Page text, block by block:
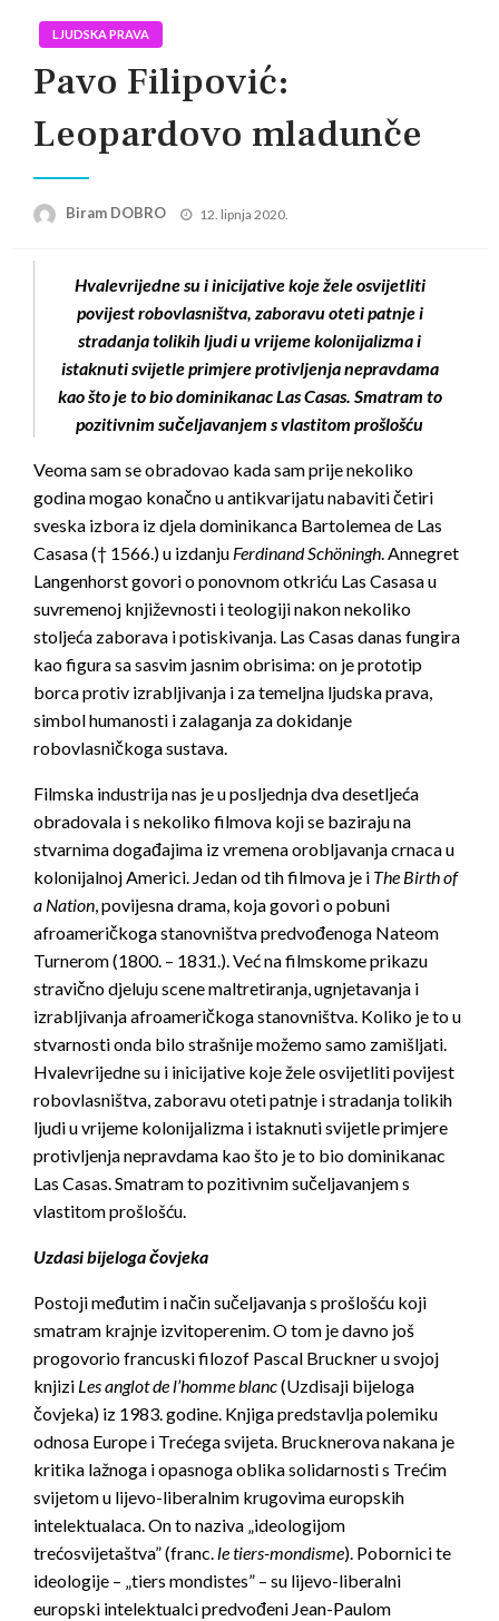
LJUDSKA PRAVA
Pavo Filipović:
Leopardovo mladunče
Biram DOBRO
Posted
12. lipnja 2020.
Hvalevrijedne su i inicijative koje žele osvijetliti
povijest robovlasništva, zaboravu oteti patnje i
stradanja tolikih ljudi u vrijeme kolonijalizma i
istaknuti svijetle primjere protivljenja nepravdama
kao što je to bio dominikanac Las Casas. Smatram to
pozitivnim sučeljavanjem s vlastitom prošlošću
Veoma sam se obradovao kada sam prije nekoliko
godina mogao konačno u antikvarijatu nabaviti četiri
sveska izbora iz djela dominikanca Bartolemea de Las
Casasa († 1566.) u izdanju Ferdinand Schöningh. Annegret
Langenhorst govori o ponovnom otkriću Las Casasa u
suvremenoj književnosti i teologiji nakon nekoliko
stoljeća zaborava i potiskivanja. Las Casas danas fungira
kao figura sa sasvim jasnim obrisima: on je prototip
borca protiv izrabljivanja i za temeljna ljudska prava,
simbol humanosti i zalaganja za dokidanje
robovlasničkoga sustava.
Filmska industrija nas je u posljednja dva desetljeća
obradovala i s nekoliko filmova koji se baziraju na
stvarnima događajima iz vremena orobljavanja crnaca u
kolonijalnoj Americi. Jedan od tih filmova je i The Birth of
a Nation, povijesna drama, koja govori o pobuni
afroameričkoga stanovništva predvođenoga Nateom
Turnerom (1800. – 1831.). Već na filmskome prikazu
stravično djeluju scene maltretiranja, ugnjetavanja i
izrabljivanja afroameričkoga stanovništva. Koliko je to u
stvarnosti onda bilo strašnije možemo samo zamišljati.
Hvalevrijedne su i inicijative koje žele osvijetliti povijest
robovlasništva, zaboravu oteti patnje i stradanja tolikih
ljudi u vrijeme kolonijalizma i istaknuti svijetle primjere
protivljenja nepravdama kao što je to bio dominikanac
Las Casas. Smatram to pozitivnim sučeljavanjem s
vlastitom prošlošću.
Uzdasi bijeloga čovjeka
Postoji međutim i način sučeljavanja s prošlošću koji
smatram krajnje izvitoperenim. O tom je davno još
progovorio francuski filozof Pascal Bruckner u svojoj
knjizi Les anglot de l’homme blanc(Uzdisaji bijeloga
čovjeka) iz 1983. godine. Knjiga predstavlja polemiku
odnosa Europe i Trećega svijeta. Brucknerova nakana je
kritika lažnoga i opasnoga oblika solidarnosti s Trećim
svijetom u lijevo-liberalnim krugovima europskih
intelektualaca. On to naziva „ideologijom
trećosvijetaštva” (franc.le tiers-mondisme). Pobornici te
ideologije – „tiers mondistes” – su lijevo-liberalni
europski intelektualci predvođeni Jean-Paulom